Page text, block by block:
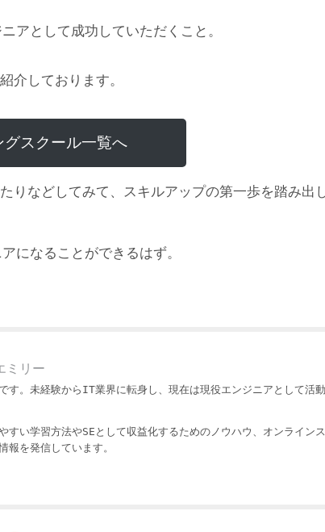
アとして成功していただくこと。
介しております。
グスクール一覧へ
りなどしてみて、スキルアップの第一歩を踏み出
になることができるはず。
ミリー
す。未経験からIT業界に転身し、現在は現役エンジニアとして活動
すい学習方法やSEとして収益化するためのノウハウ、オンラインス
報を発信しています。